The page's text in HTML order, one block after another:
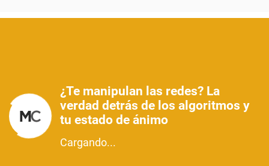
¿Te manipulan las redes? La
verdad detrás de los algoritmos y
tu estado de ánimo
Cargando...